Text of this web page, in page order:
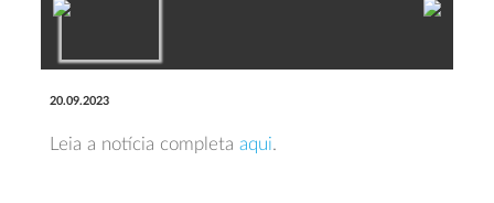
20.09.2023
Leia a notícia completa aqui.